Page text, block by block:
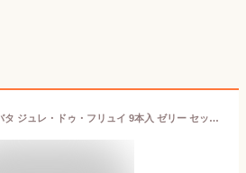
【A配送】シェ・シバタ ジュレ・ドゥ・フリュイ 9本入 ゼリー セット ギフト フルーツジュレ ジュレ 贈り物 詰め合わせ 送料無料 常温 お返し プレゼント 食べ物 スイーツ お菓子 洋菓子 おしゃれ プチギフト 父の日 お中元 夏ギフト 高級 快気祝い